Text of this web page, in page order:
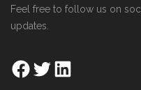
Feel free to follow us on
updates.